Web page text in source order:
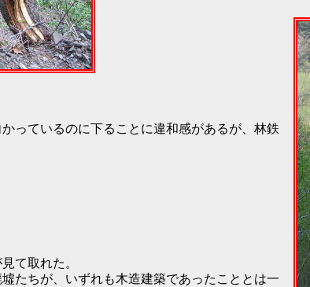
っているのに下ることに違和感があるが、林鉄
て取れた。
たちが、いずれも木造建築であったこととは一